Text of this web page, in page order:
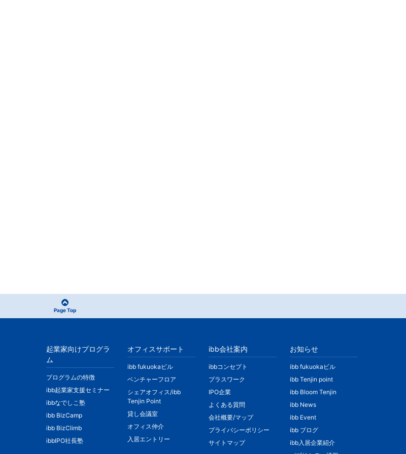
Page Top
起業家向けプログラ
ム
プログラムの特徴
ibb起業家支援セミナー
ibbなでしこ塾
ibb BizCamp
ibb BizClimb
ibbIPO社長塾
オフィスサポート
ibb fukuokaビル
ベンチャーフロア
シェアオフィス/ibb
Tenjin Point
貸し会議室
オフィス仲介
入居エントリー
ibb会社案内
ibbコンセプト
プラスワーク
IPO企業
よくある質問
会社概要/マップ
プライバシーポリシー
サイトマップ
お知らせ
ibb fukuokaビル
ibb Tenjin point
ibb Bloom Tenjin
ibb News
ibb Event
ibb ブログ
ibb入居企業紹介